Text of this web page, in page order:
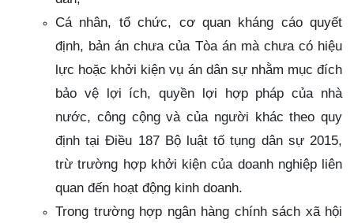
Cá nhân, tổ chức, cơ quan kháng cáo quyết
định, bản án chưa của Tòa án mà chưa có hiệu
lực hoặc khởi kiện vụ án dân sự nhằm mục đích
bảo vệ lợi ích, quyền lợi hợp pháp của nhà
nước, công cộng và của người khác theo quy
định tại Điều 187 Bộ luật tố tụng dân sự 2015,
trừ trường hợp khởi kiện của doanh nghiệp liên
quan đến hoạt động kinh doanh.
Trong trường hợp ngân hàng chính sách xã hội